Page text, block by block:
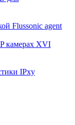
Flussonic agent
камерах XVI
IPxу